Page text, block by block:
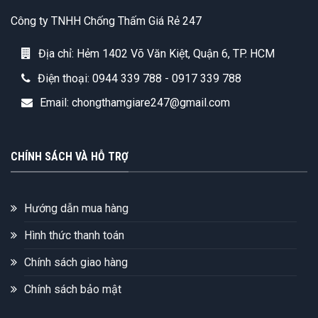
Công ty TNHH Chống Thấm Giá Rẻ 247
Địa chỉ: Hẻm 1402 Võ Văn Kiệt, Quận 6, TP. HCM
Điện thoại: 0944 339 788 - 0917 339 788
Email: chongthamgiare247@gmail.com
CHÍNH SÁCH VÀ HỖ TRỢ
Hướng dẫn mua hàng
Hình thức thanh toán
Chính sách giao hàng
Chính sách bảo mật